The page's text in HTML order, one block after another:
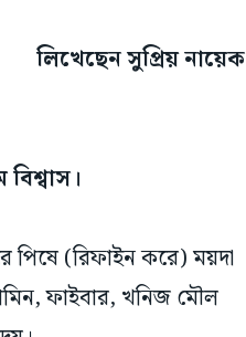
লিখেছেন সুপ্রিয় নায়েক
(রিফাইন করে) ময়দা
ফাইবার, খনিজ মৌল